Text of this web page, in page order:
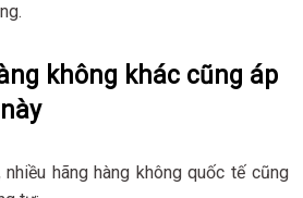
không khác cũng áp
hãng hàng không quốc tế cũng